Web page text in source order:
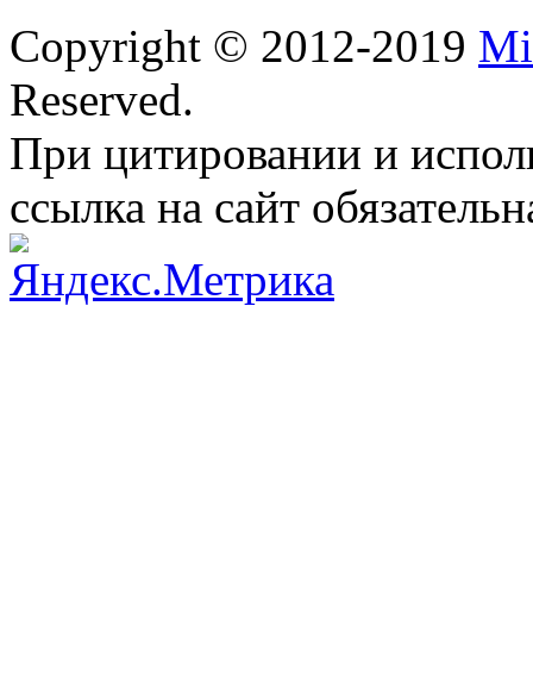
Copyright © 2012-2019
Reserved.
При цитировании и
ссылка на сайт